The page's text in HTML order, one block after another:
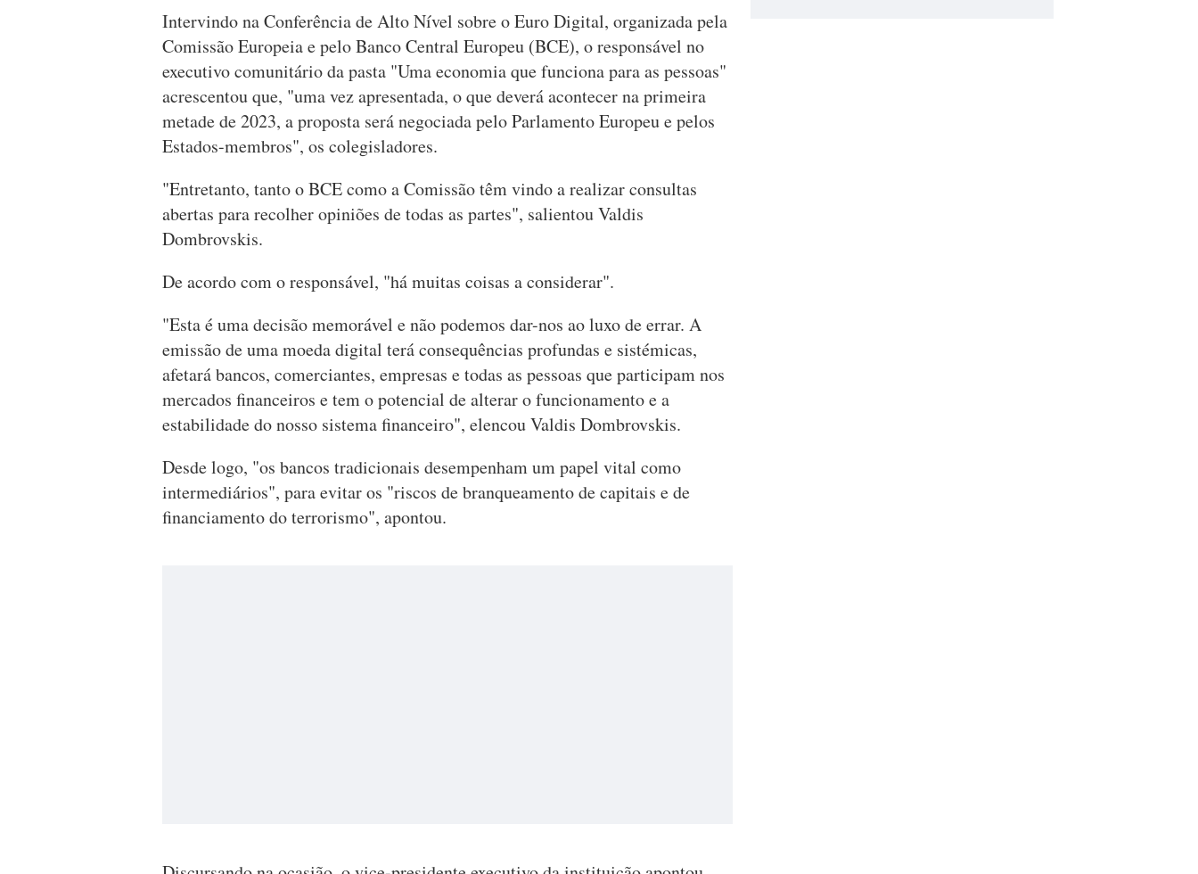
Intervindo na Conferência de Alto Nível sobre o Euro Digital, organizada pela
Comissão Europeia e pelo Banco Central Europeu (BCE), o responsável no
executivo comunitário da pasta "Uma economia que funciona para as pessoas"
acrescentou que, "uma vez apresentada, o que deverá acontecer na primeira
metade de 2023, a proposta será negociada pelo Parlamento Europeu e pelos
Estados-membros", os colegisladores.
"Entretanto, tanto o BCE como a Comissão têm vindo a realizar consultas
abertas para recolher opiniões de todas as partes", salientou Valdis
Dombrovskis.
De acordo com o responsável, "há muitas coisas a considerar".
"Esta é uma decisão memorável e não podemos dar-nos ao luxo de errar. A
emissão de uma moeda digital terá consequências profundas e sistémicas,
afetará bancos, comerciantes, empresas e todas as pessoas que participam nos
mercados financeiros e tem o potencial de alterar o funcionamento e a
estabilidade do nosso sistema financeiro", elencou Valdis Dombrovskis.
Desde logo, "os bancos tradicionais desempenham um papel vital como
intermediários", para evitar os "riscos de branqueamento de capitais e de
financiamento do terrorismo", apontou.